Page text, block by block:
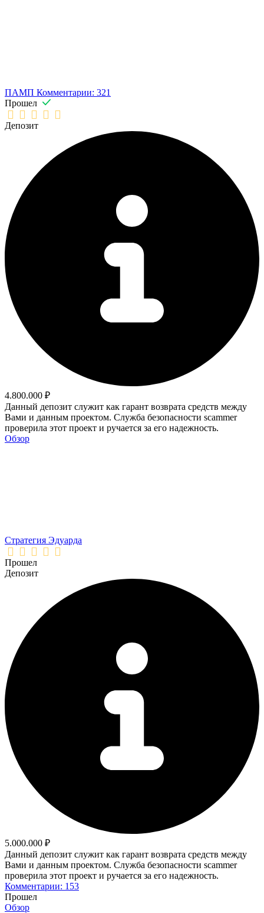
ПАМП Комментарии: 321
Прошел
Депозит
4.800.000 ₽
Данный депозит служит как гарант возврата средств между
Вами и данным проектом. Служба безопасности scammer
проверила этот проект и ручается за его надежность.
Обзор
Стратегия Эдуарда
Прошел
Депозит
5.000.000 ₽
Данный депозит служит как гарант возврата средств между
Вами и данным проектом. Служба безопасности scammer
проверила этот проект и ручается за его надежность.
Комментарии: 153
Прошел
Обзор